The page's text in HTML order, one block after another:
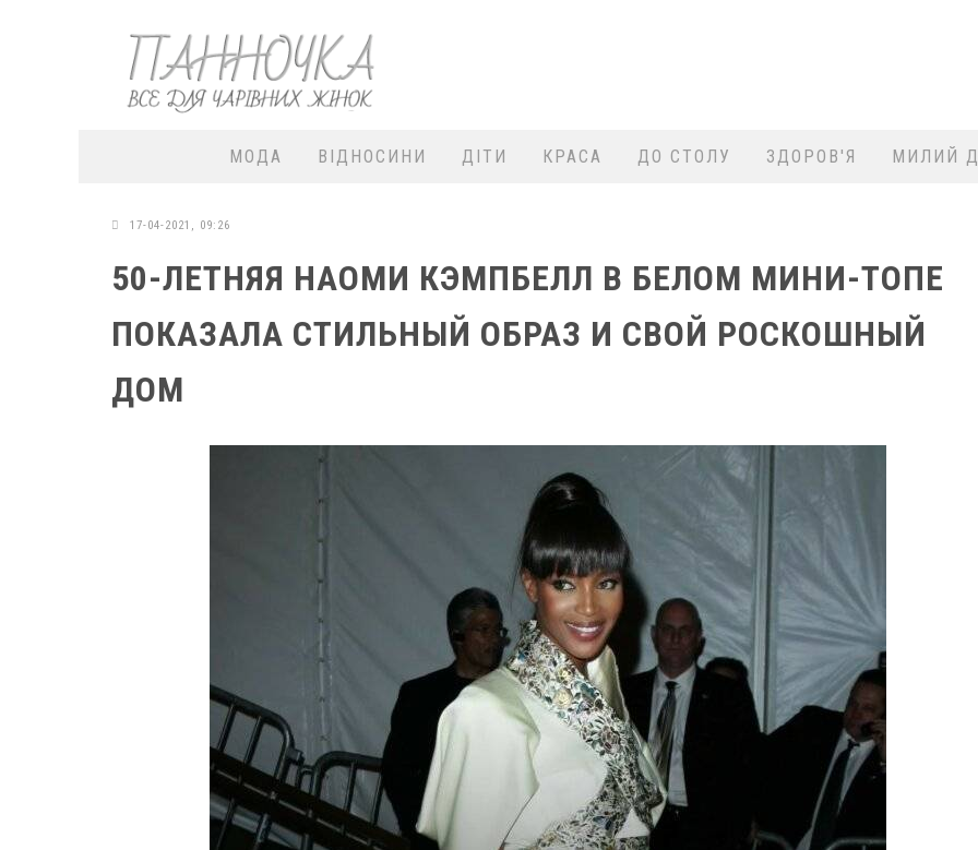
МОДА ВІДНОСИНИ ДІТИ КРАСА ДО СТОЛУ ЗДОРОВ'Я МИЛИЙ
17-04-2021, 09:26
50-ЛЕТНЯЯ НАОМИ КЭМПБЕЛЛ В БЕЛОМ МИНИ-ТОПЕ
ПОКАЗАЛА СТИЛЬНЫЙ ОБРАЗ И СВОЙ РОСКОШНЫЙ
ДОМ